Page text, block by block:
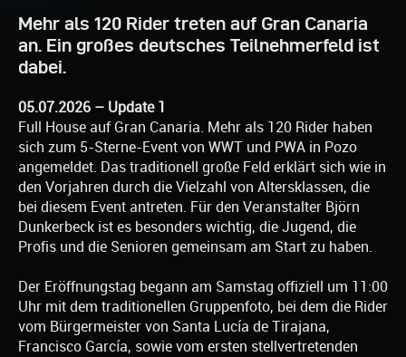
Mehr als 120 Rider treten auf Gran Canaria
an. Ein großes deutsches Teilnehmerfeld ist
dabei.
05.07.2026 – Update 1
Full House auf Gran Canaria. Mehr als 120 Rider haben
sich zum 5-Sterne-Event von WWT und PWA in Pozo
angemeldet. Das traditionell große Feld erklärt sich wie in
den Vorjahren durch die Vielzahl von Altersklassen, die
bei diesem Event antreten. Für den Veranstalter Björn
Dunkerbeck ist es besonders wichtig, die Jugend, die
Profis und die Senioren gemeinsam am Start zu haben.
Der Eröffnungstag begann am Samstag offiziell um 11:00
Uhr mit dem traditionellen Gruppenfoto, bei dem die Rider
vom Bürgermeister von Santa Lucía de Tirajana,
Francisco García, sowie vom ersten stellvertretenden